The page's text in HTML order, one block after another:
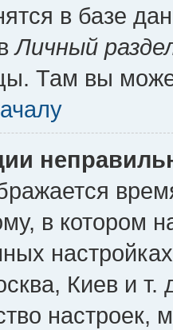
в базе
Личный
Там вы
в котором
Киев и т.
настроек,